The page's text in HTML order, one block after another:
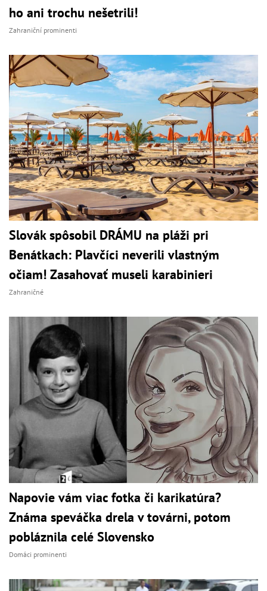
ho ani trochu nešetrili!
Zahraniční prominenti
Slovák spôsobil DRÁMU na pláži pri
Benátkach: Plavčíci neverili vlastným
očiam! Zasahovať museli karabinieri
Zahraničné
Napovie vám viac fotka či karikatúra?
Známa speváčka drela v továrni, potom
pobláznila celé Slovensko
Domáci prominenti